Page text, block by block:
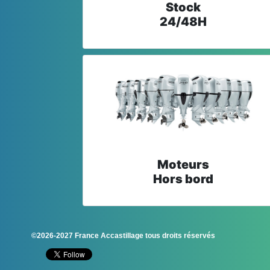
Stock
24/48H
Moteurs
Hors bord
©2026-2027 France Accastillage tous droits réservés